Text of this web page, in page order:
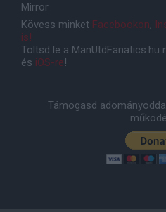
Mirror
Kövess minket Facebookon,
is!
Töltsd le a ManUtdFanatics.hu
és iOS-re!
Támogasd